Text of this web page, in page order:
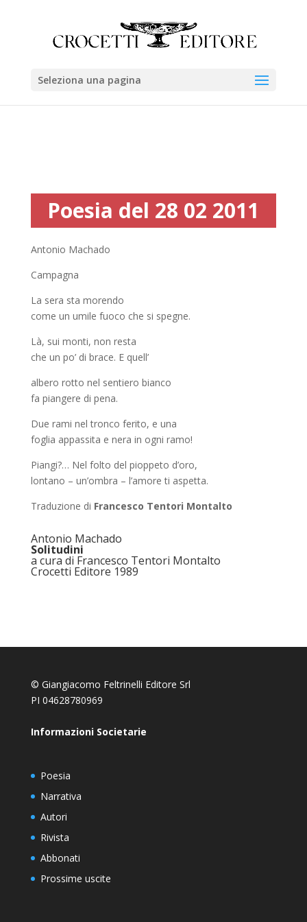
Seleziona una pagina
Poesia del 28 02 2011
Antonio Machado
Campagna
La sera sta morendo
come un umile fuoco che si spegne.
Là, sui monti, non resta
che un po’ di brace. E quell’
albero rotto nel sentiero bianco
fa piangere di pena.
Due rami nel tronco ferito, e una
foglia appassita e nera in ogni ramo!
Piangi?… Nel folto del pioppeto d’oro,
lontano – un’ombra – l’amore ti aspetta.
Traduzione di Francesco Tentori Montalto
Antonio Machado
Solitudini
a cura di Francesco Tentori Montalto
Crocetti Editore 1989
© Giangiacomo Feltrinelli Editore Srl
PI 04628780969
Informazioni Societarie
Poesia
Narrativa
Autori
Rivista
Abbonati
Prossime uscite